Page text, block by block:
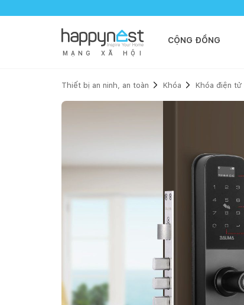
M Ạ N G X Ã H Ộ I
CỘNG ĐỒNG
Thiết bị an ninh, an toàn Khóa Khóa điện tử